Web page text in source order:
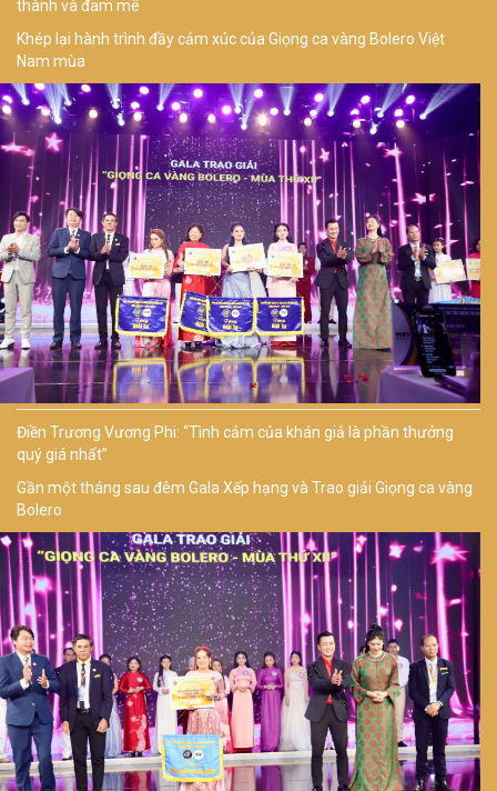
thành và đam mê
Khép lại hành trình đầy cảm xúc của Giọng ca vàng Bolero Việt
Nam mùa
Điền Trương Vương Phi: “Tình cảm của khán giả là phần thưởng
quý giá nhất”
Gần một tháng sau đêm Gala Xếp hạng và Trao giải Giọng ca vàng
Bolero